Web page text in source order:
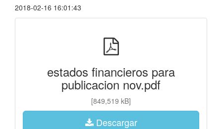
2018-02-16 16:01:43
estados financieros para
publicacion nov.pdf
[849,519 kB]
Descargar